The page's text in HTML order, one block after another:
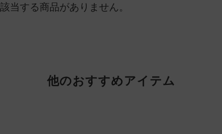
該当する商品がありません。
他のおすすめアイテム